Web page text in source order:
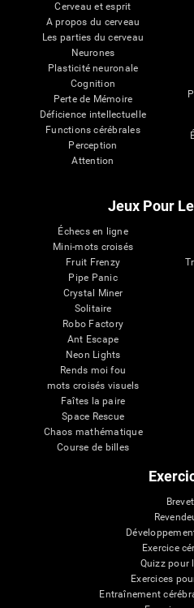
Cerveau et esprit
A propos du cerveau
Les parties du cerveau
Neurones
Plasticité neuronale
Cognition
Perte de Mémoire
Déficience intellectuelle
Functions cérébrales
Perception
Attention
Jeux Pour
Échecs en ligne
Mini-mots croisés
Fruit Frenzy
Pipe Panic
Crystal Miner
Solitaire
Robo Factory
Ant Escape
Neon Lights
Rends moi fou
mots croisés visuels
Faîtes la paire
Space Rescue
Chaos mathématique
Course de billes
Brevet
Exercice
Quizz pour
Exercices
Entraînement